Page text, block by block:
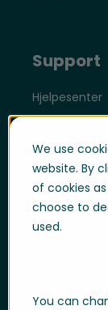
We use
website. By
of cookies
choose to
used.
You can
Support
Hjelpesenter
Support
Developer